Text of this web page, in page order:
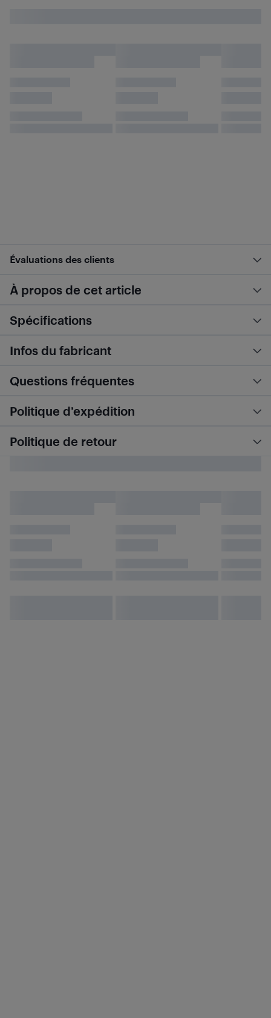
Évaluations des clients
À propos de cet article
Spécifications
Infos du fabricant
Questions fréquentes
Politique d’expédition
Politique de retour